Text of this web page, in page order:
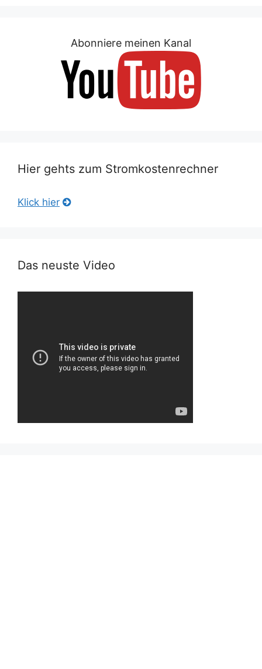
Abonniere meinen Kanal
Hier gehts zum Stromkostenrechner
Klick hier
Das neuste Video